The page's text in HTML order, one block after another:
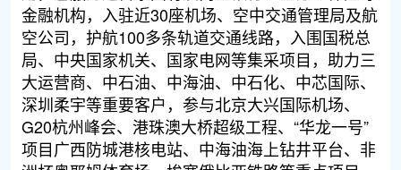
金融机构，入驻近30座机场、空中交通管理局及航
空公司，护航100多条轨道交通线路，入围国税总
局、中央国家机关、国家电网等集采项目，助力三
大运营商、中石油、中海油、中石化、中芯国际、
深圳柔宇等重要客户，参与北京大兴国际机场、
G20杭州峰会、港珠澳大桥超级工程、“华龙一号”
项目广西防城港核电站、中海油海上钻井平台、非